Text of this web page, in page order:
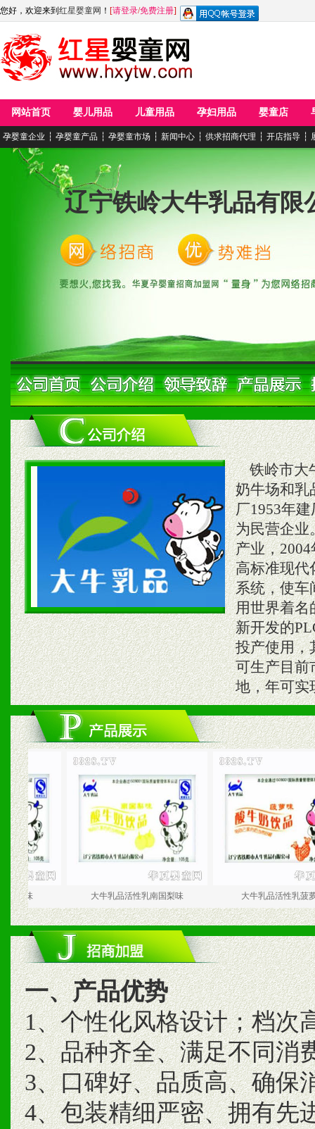
您好，欢迎来到 红星婴童网 ！ [请登录/免费注册]
网站首页 婴儿用品 儿童用品 孕妇用品 婴童店
孕婴童企业 ┆ 孕婴童产品 ┆ 孕婴童市场 ┆ 新闻中心 ┆ 供求招商代理 ┆ 开店指导 ┆
辽宁铁岭大牛乳品有限
铁岭市大
奶牛场和乳
厂1953年
为民营企业
产业，
高标准现代
系统，使车
用世界着名
新开发的
投产使用，
可生产目前
地，年可实
大牛乳品活性乳南国梨味 大牛乳品活性乳菠萝味
一、产品优势
1、个性化风格设计；档次
2、品种齐全、满足不同消
3、口碑好、品质高、确保
4、包装精细严密、拥有先